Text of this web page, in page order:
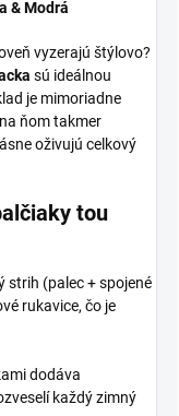
& Modrá
vyzerajú štýlovo?
sú ideálnou
je mimoriadne
ňom takmer
oživujú celkový
tou
strih (palec + spojené
rukavice, čo je
dodáva
každý zimný